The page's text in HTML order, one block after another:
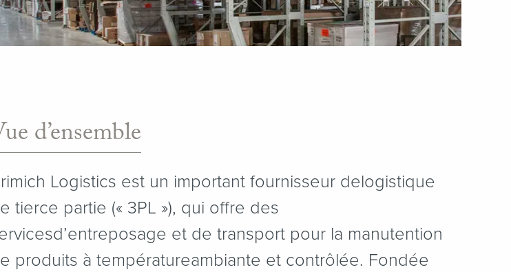
d’ensemble
Logistics est un important fournisseur delogistique
tierce partie (« 3PL »), qui offre des
et de transport pour la manutention
produits à températureambiante et contrôlée. Fondée